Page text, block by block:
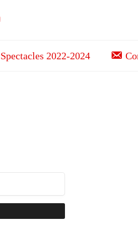
Spectacles 2022-2024